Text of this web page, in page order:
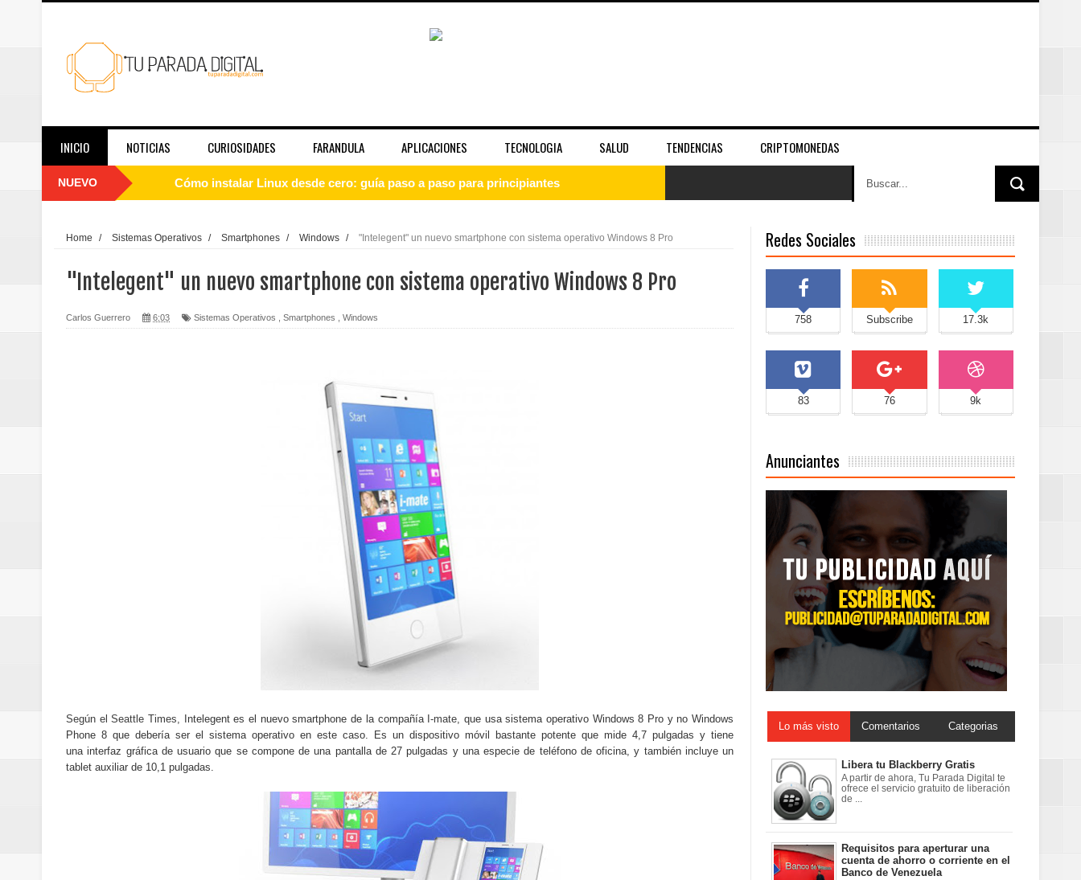
INICIO NOTICIAS CURIOSIDADES FARANDULA APLICACIONES TECNOLOGIA SALUD TENDENCIAS CRIPTOMONEDAS
NUEVO Cómo instalar Linux desde cero: guía paso a paso para principiantes
El papel de las redes sociales en la fama y la imagen pública de las celebridades
Telemedicina hoy: en qué casos funciona bien y cuándo no es suficiente
Aplicaciones para gestionar gastos personales: cómo funcionan y qué ofrecen
Guía completa para entender la inteligencia artificial sin ser experto
La noticia tecnológica más relevante de la semana explicada sin tecnicismos
Cómo ha cambiado la forma de informarse en internet y qué viene después
Cómo una polémica en redes sociales se convierte en tendencia global
Cómo funcionan los algoritmos de recomendación musical en plataformas digitales
Curiosidades tecnológicas que pocos conocen sobre internet y el mundo digital
Tendencias tecnológicas que marcarán el próximo mes y por qué importan
Telemedicina: beneficios reales, riesgos y cómo funciona actualmente
Cómo la tecnología está cambiando el consumo de noticias en internet
Automatización y trabajo: cómo la tecnología está transformando el empleo
Aplicaciones de salud: qué datos recopilan y cómo los utilizan
Cómo están cambiando los hábitos de consumo digital en los últimos años
Ubuntu vs Linux Mint: diferencias, ventajas y cuál elegir según tu perfil
Home / Sistemas Operativos / Smartphones / Windows / "Intelegent" un nuevo smartphone con sistema operativo Windows 8 Pro
"Intelegent" un nuevo smartphone con sistema operativo Windows 8 Pro
Carlos Guerrero 6:03 Sistemas Operativos Smartphones Windows
Según el Seattle Times, Intelegent es el nuevo smartphone de la compañía I-mate, que usa sistema operativo Windows 8 Pro y no Windows
Phone 8 que debería ser el sistema operativo en este caso. Es un dispositivo móvil bastante potente que mide 4,7 pulgadas y tiene
una interfaz gráfica de usuario que se compone de una pantalla de 27 pulgadas y una especie de teléfono de oficina, y también incluye un
tablet auxiliar de 10,1 pulgadas.
Redes Sociales
758 Subscribe 17.3k
83 76 9k
Anunciantes
Lo más visto Comentarios Categorias
Libera tu Blackberry Gratis
A partir de ahora, Tu Parada Digital te
ofrece el servicio gratuito de liberación
de ...
Requisitos para aperturar una
cuenta de ahorro o corriente en el
Banco de Venezuela